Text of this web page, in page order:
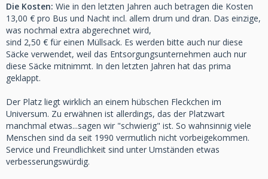
Die Kosten: Wie in den letzten Jahren auch betragen die Kosten
13,00 € pro Bus und Nacht incl. allem drum und dran. Das einzige,
was nochmal extra abgerechnet wird,
sind 2,50 € für einen Müllsack. Es werden bitte auch nur diese
Säcke verwendet, weil das Entsorgungsunternehmen auch nur
diese Säcke mitnimmt. In den letzten Jahren hat das prima
geklappt.
Der Platz liegt wirklich an einem hübschen Fleckchen im
Universum. Zu erwähnen ist allerdings, das der Platzwart
manchmal etwas...sagen wir "schwierig" ist. So wahnsinnig viele
Menschen sind da seit 1990 vermutlich nicht vorbeigekommen.
Service und Freundlichkeit sind unter Umständen etwas
verbesserungswürdig.